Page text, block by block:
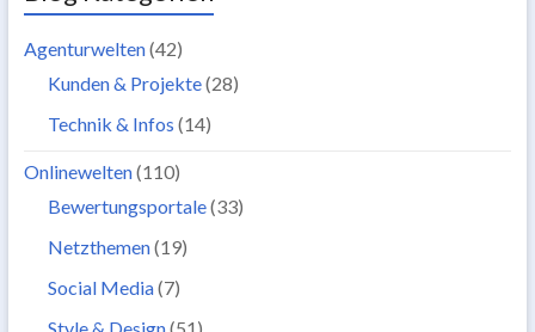
Agenturwelten(42)
Kunden & Projekte(28)
Technik & Infos (14)
Onlinewelten(110)
Bewertungsportale(33)
Netzthemen(19)
Social Media(7)